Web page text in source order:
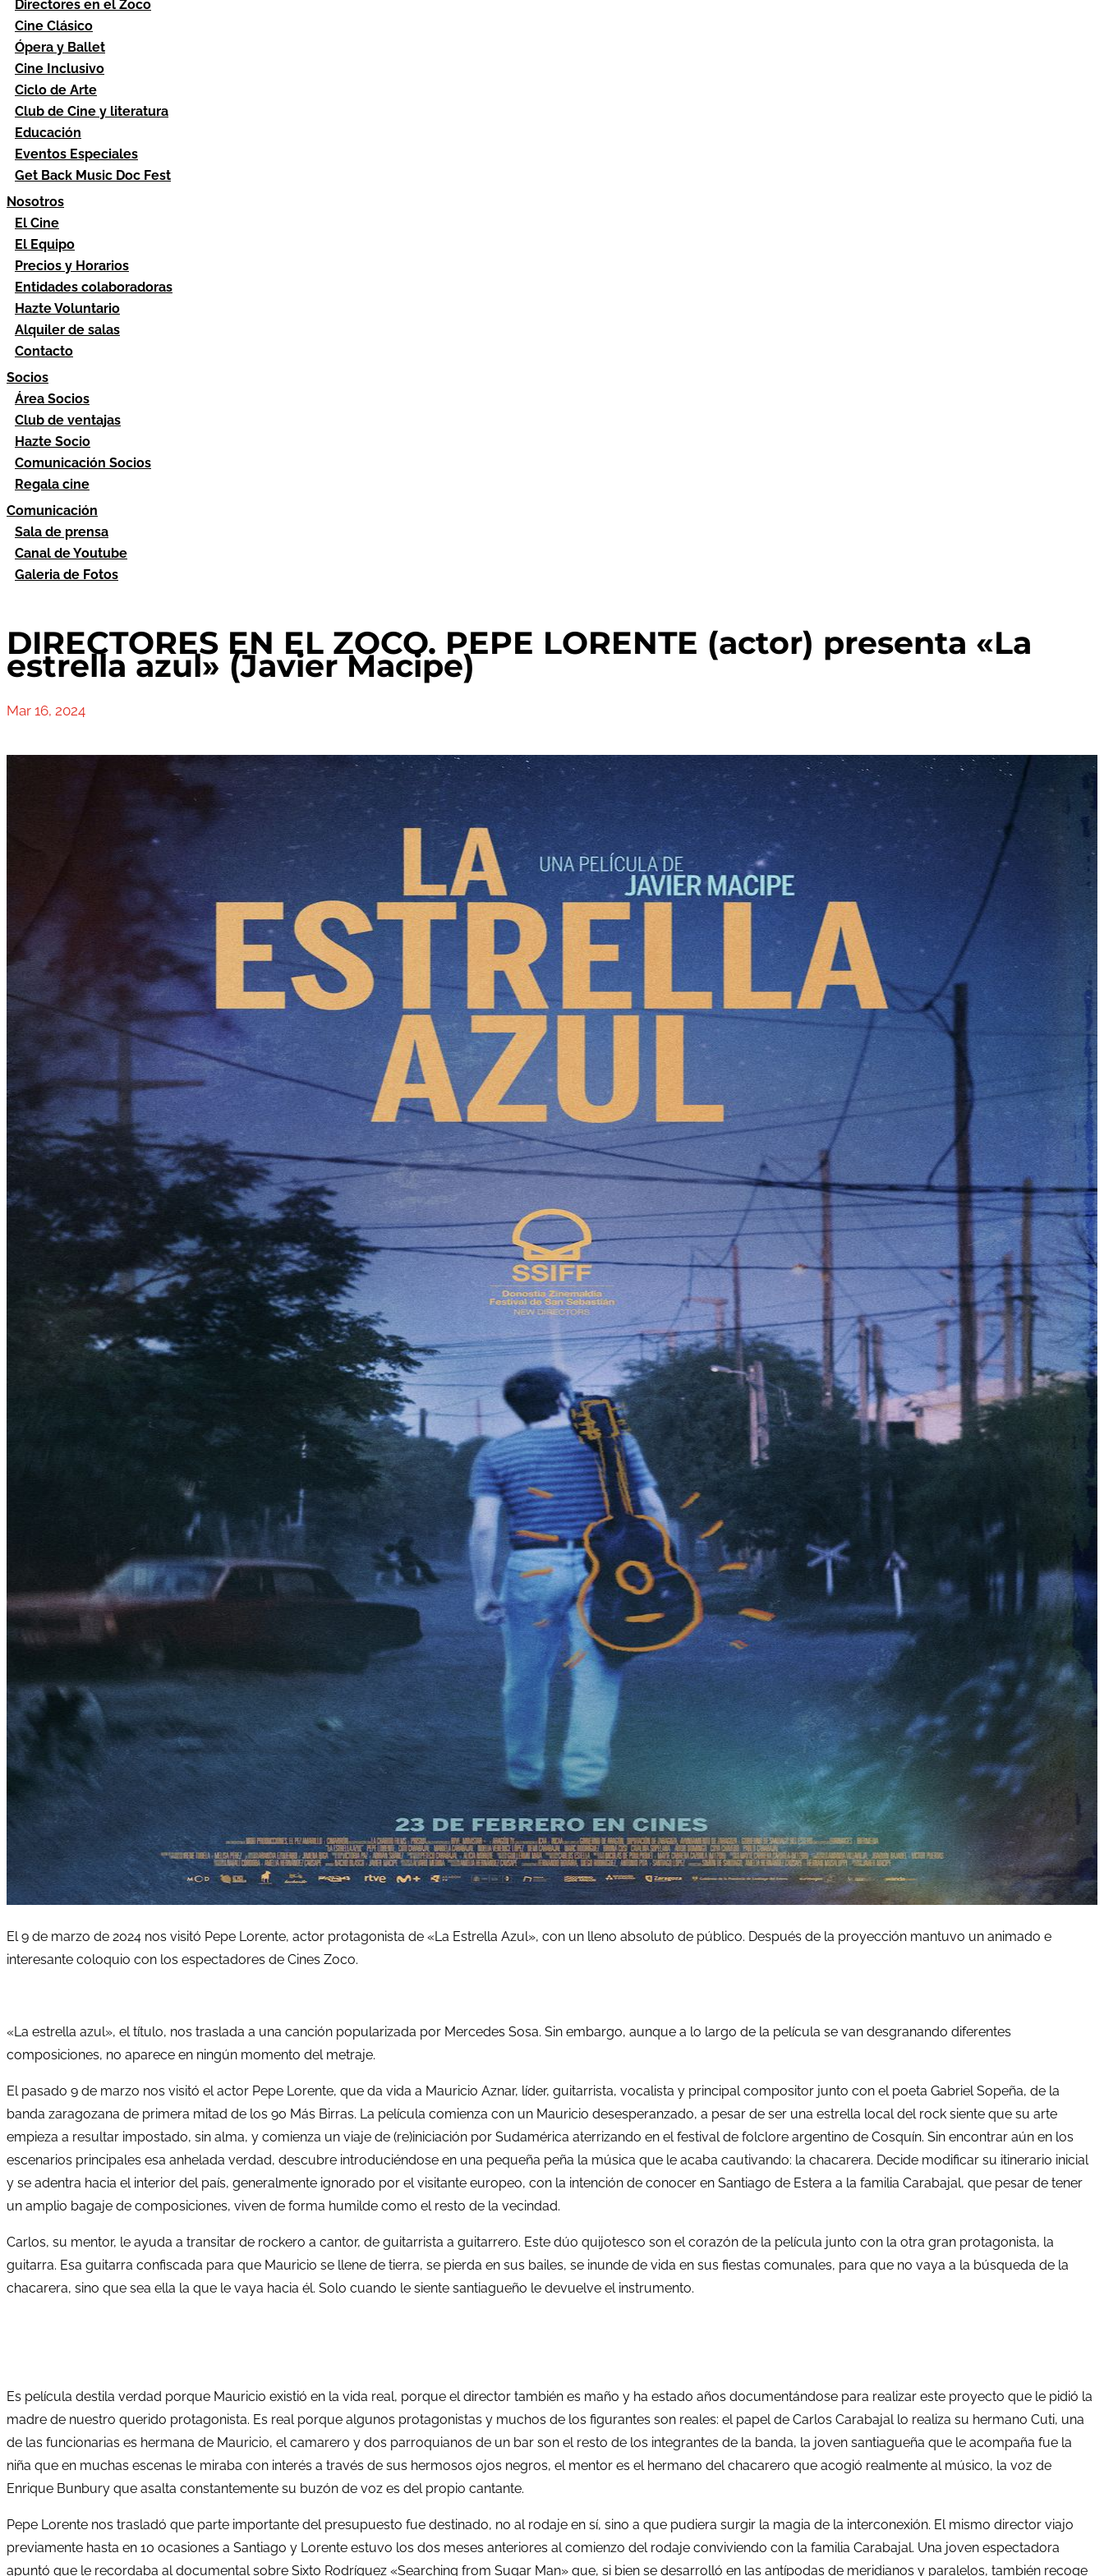
Directores en el Zoco
Cine Clásico
Ópera y Ballet
Cine Inclusivo
Ciclo de Arte
Club de Cine y literatura
Educación
Eventos Especiales
Get Back Music Doc Fest
Nosotros
El Cine
El Equipo
Precios y Horarios
Entidades colaboradoras
Hazte Voluntario
Alquiler de salas
Contacto
Socios
Área Socios
Club de ventajas
Hazte Socio
Comunicación Socios
Regala cine
Comunicación
Sala de prensa
Canal de Youtube
Galeria de Fotos
DIRECTORES EN EL ZOCO. PEPE LORENTE (actor) presenta «La
estrella azul» (Javier Macipe)
Mar 16, 2024
El 9 de marzo de 2024 nos visitó Pepe Lorente, actor protagonista de «La Estrella Azul», con un lleno absoluto de público. Después de la proyección mantuvo un animado e
interesante coloquio con los espectadores de Cines Zoco.
«La estrella azul», el título, nos traslada a una canción popularizada por Mercedes Sosa. Sin embargo, aunque a lo largo de la película se van desgranando diferentes
composiciones, no aparece en ningún momento del metraje.
El pasado 9 de marzo nos visitó el actor Pepe Lorente, que da vida a Mauricio Aznar, líder, guitarrista, vocalista y principal compositor junto con el poeta Gabriel Sopeña, de la
banda zaragozana de primera mitad de los 90 Más Birras. La película comienza con un Mauricio desesperanzado, a pesar de ser una estrella local del rock siente que su arte
empieza a resultar impostado, sin alma, y comienza un viaje de (re)iniciación por Sudamérica aterrizando en el festival de folclore argentino de Cosquín. Sin encontrar aún en los
escenarios principales esa anhelada verdad, descubre introduciéndose en una pequeña peña la música que le acaba cautivando: la chacarera. Decide modificar su itinerario inicial
y se adentra hacia el interior del país, generalmente ignorado por el visitante europeo, con la intención de conocer en Santiago de Estera a la familia Carabajal, que pesar de tener
un amplio bagaje de composiciones, viven de forma humilde como el resto de la vecindad.
Carlos, su mentor, le ayuda a transitar de rockero a cantor, de guitarrista a guitarrero. Este dúo quijotesco son el corazón de la película junto con la otra gran protagonista, la
guitarra. Esa guitarra confiscada para que Mauricio se llene de tierra, se pierda en sus bailes, se inunde de vida en sus fiestas comunales, para que no vaya a la búsqueda de la
chacarera, sino que sea ella la que le vaya hacia él. Solo cuando le siente santiagueño le devuelve el instrumento.
Es película destila verdad porque Mauricio existió en la vida real, porque el director también es maño y ha estado años documentándose para realizar este proyecto que le pidió la
madre de nuestro querido protagonista. Es real porque algunos protagonistas y muchos de los figurantes son reales: el papel de Carlos Carabajal lo realiza su hermano Cuti, una
de las funcionarias es hermana de Mauricio, el camarero y dos parroquianos de un bar son el resto de los integrantes de la banda, la joven santiagueña que le acompaña fue la
niña que en muchas escenas le miraba con interés a través de sus hermosos ojos negros, el mentor es el hermano del chacarero que acogió realmente al músico, la voz de
Enrique Bunbury que asalta constantemente su buzón de voz es del propio cantante.
Pepe Lorente nos trasladó que parte importante del presupuesto fue destinado, no al rodaje en sí, sino a que pudiera surgir la magia de la interconexión. El mismo director viajo
previamente hasta en 10 ocasiones a Santiago y Lorente estuvo los dos meses anteriores al comienzo del rodaje conviviendo con la familia Carabajal. Una joven espectadora
apuntó que le recordaba al documental sobre Sixto Rodríguez «Searching from Sugar Man» que, si bien se desarrolló en las antípodas de meridianos y paralelos, también recoge